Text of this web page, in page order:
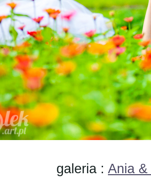
galeria : Ania &